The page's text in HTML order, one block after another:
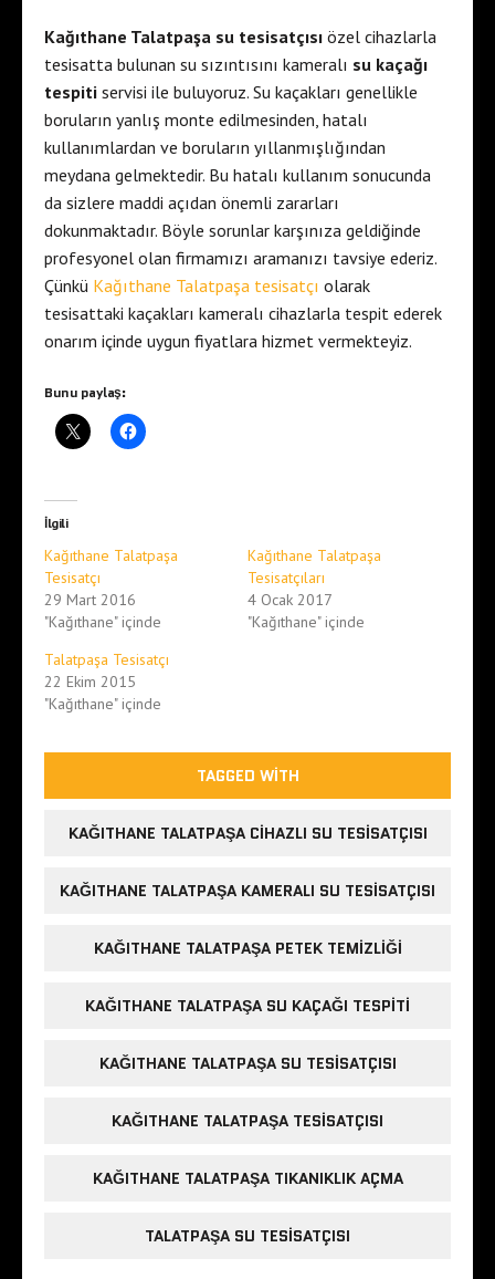
Kağıthane Talatpaşa su tesisatçısı özel cihazlarla
tesisatta bulunan su sızıntısını kameralı su kaçağı
tespiti servisi ile buluyoruz. Su kaçakları genellikle
boruların yanlış monte edilmesinden, hatalı
kullanımlardan ve boruların yıllanmışlığından
meydana gelmektedir. Bu hatalı kullanım sonucunda
da sizlere maddi açıdan önemli zararları
dokunmaktadır. Böyle sorunlar karşınıza geldiğinde
profesyonel olan firmamızı aramanızı tavsiye ederiz.
Çünkü Kağıthane Talatpaşa tesisatçı olarak
tesisattaki kaçakları kameralı cihazlarla tespit ederek
onarım içinde uygun fiyatlara hizmet vermekteyiz.
Bunu paylaş:
İlgili
Kağıthane Talatpaşa
Tesisatçı
29 Mart 2016
"Kağıthane" içinde
Kağıthane Talatpaşa
Tesisatçıları
4 Ocak 2017
"Kağıthane" içinde
Talatpaşa Tesisatçı
22 Ekim 2015
"Kağıthane" içinde
TAGGED WITH
KAĞITHANE TALATPAŞA CIHAZLI SU TESISATÇISI
KAĞITHANE TALATPAŞA KAMERALI SU TESISATÇISI
KAĞITHANE TALATPAŞA PETEK TEMIZLIĞI
KAĞITHANE TALATPAŞA SU KAÇAĞI TESPITI
KAĞITHANE TALATPAŞA SU TESISATÇISI
KAĞITHANE TALATPAŞA TESISATÇISI
KAĞITHANE TALATPAŞA TIKANIKLIK AÇMA
TALATPAŞA SU TESISATÇISI